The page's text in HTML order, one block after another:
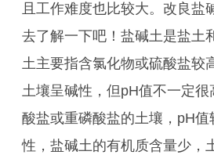
且工作难度也比较大。改良盐
去了解一下吧！盐碱土是盐土
土主要指含氯化物或硫酸盐较
土壤呈碱性，但pH值不一定很
酸盐或重磷酸盐的土壤，pH
性，盐碱土的有机质含量少，